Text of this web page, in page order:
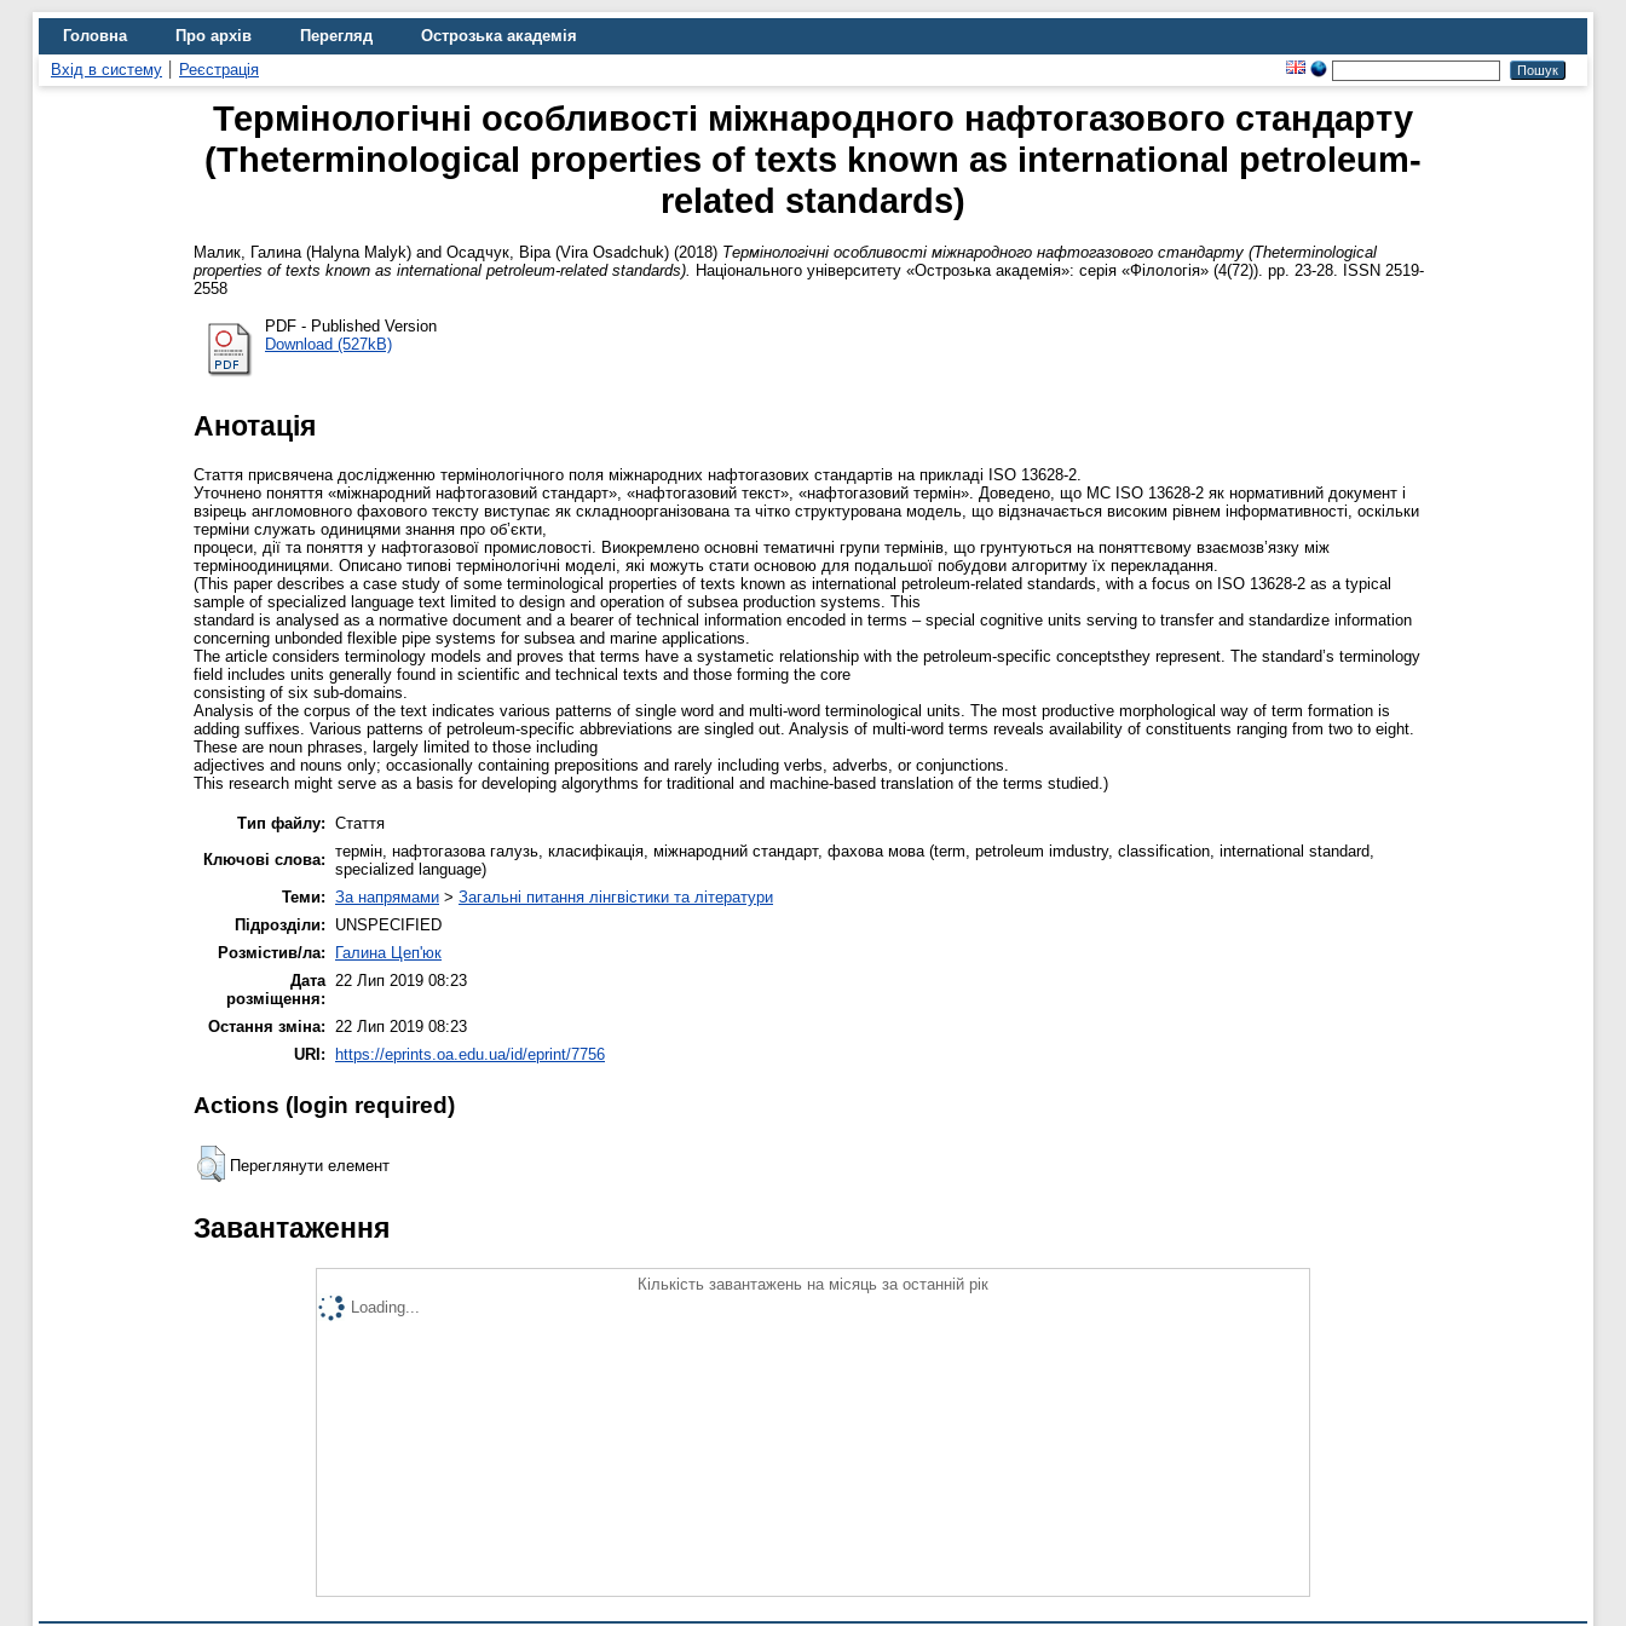
Головна Про архів Перегляд
Острозька академія
Вхід в систему
Реєстрація
Термінологічні особливості міжнародного нафтогазового стандарту
(Theterminological properties of texts known as international petroleum-
related standards)
Малик, Галина (Halyna Malyk) and Осадчук, Віра (Vira Osadchuk) (2018) Термінологічні особливості міжнародного нафтогазового стандарту (Theterminological
properties of texts known as international petroleum-related standards).
Національного університету «Острозька академія»: серія «Філологія» (4(72)). pp. 23-28. ISSN 2519-
2558
PDF - Published Version
Download (527kB)
Анотація
Стаття присвячена дослідженню термінологічного поля міжнародних нафтогазових стандартів на прикладі ISO 13628-2.
Уточнено поняття «міжнародний нафтогазовий стандарт», «нафтогазовий текст», «нафтогазовий термін». Доведено, що МС ISO 13628-2 як нормативний документ і
взірець англомовного фахового тексту виступає як складноорганізована та чітко структурована модель, що відзначається високим рівнем інформативності, оскільки
терміни служать одиницями знання про об’єкти,
процеси, дії та поняття у нафтогазової промисловості. Виокремлено основні тематичні групи термінів, що грунтуються на поняттєвому взаємозв’язку між
терміноодиницями. Описано типові термінологічні моделі, які можуть стати основою для подальшої побудови алгоритму їх перекладання.
(This paper describes a case study of some terminological properties of texts known as international petroleum-related standards, with a focus on ISO 13628-2 as a typical
sample of specialized language text limited to design and operation of subsea production systems. This
standard is analysed as a normative document and a bearer of technical information encoded in terms – special cognitive units serving to transfer and standardize information
concerning unbonded flexible pipe systems for subsea and marine applications.
The article considers terminology models and proves that terms have a systametic relationship with the petroleum-specific conceptsthey represent. The standard’s terminology
field includes units generally found in scientific and technical texts and those forming the core
consisting of six sub-domains.
Analysis of the corpus of the text indicates various patterns of single word and multi-word terminological units. The most productive morphological way of term formation is
adding suffixes. Various patterns of petroleum-specific abbreviations are singled out. Analysis of multi-word terms reveals availability of constituents ranging from two to eight.
These are noun phrases, largely limited to those including
adjectives and nouns only; occasionally containing prepositions and rarely including verbs, adverbs, or conjunctions.
This research might serve as a basis for developing algorythms for traditional and machine-based translation of the terms studied.)
Тип файлу: Стаття
Ключові слова: термін, нафтогазова галузь, класифікація, міжнародний стандарт, фахова мова (term, petroleum imdustry, classification, international standard,
specialized language)
Теми: За напрямами > Загальні питання лінгвістики та літератури
Підрозділи:
UNSPECIFIED
Розмістив/ла:
Галина Цеп'юк
Дата
розміщення:
22 Лип 2019 08:23
Остання зміна:
22 Лип 2019 08:23
URI: https://eprints.oa.edu.ua/id/eprint/7756
Actions (login required)
Переглянути елемент
Завантаження
Кількість завантажень на місяць за останній рік
Loading...